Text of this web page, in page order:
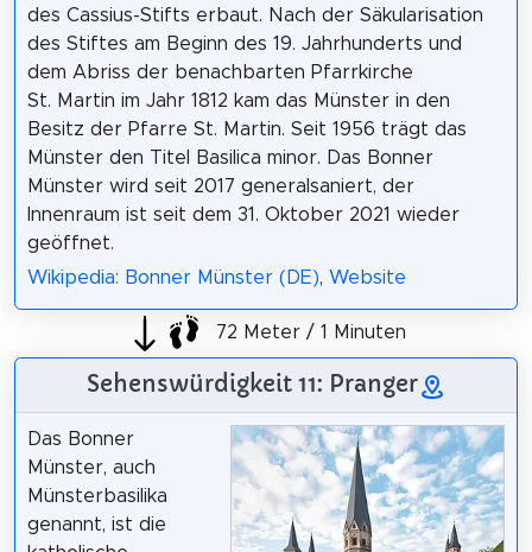
des Cassius-Stifts erbaut. Nach der Säkularisation
des Stiftes am Beginn des 19. Jahrhunderts und
dem Abriss der benachbarten Pfarrkirche
St. Martin im Jahr 1812 kam das Münster in den
Besitz der Pfarre St. Martin. Seit 1956 trägt das
Münster den Titel Basilica minor. Das Bonner
Münster wird seit 2017 generalsaniert, der
Innenraum ist seit dem 31. Oktober 2021 wieder
geöffnet.
Wikipedia: Bonner Münster (DE), Website
72 Meter / 1 Minuten
Sehenswürdigkeit 11: Pranger
Das Bonner
Münster, auch
Münsterbasilika
genannt, ist die